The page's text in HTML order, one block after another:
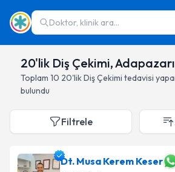
Doktor, klinik ara...
20'lik Diş Çekimi,
Toplam 10 20'lik Diş Çekimi tedavisi
bulundu
Filtrele
Dt. Musa Kerem Keser